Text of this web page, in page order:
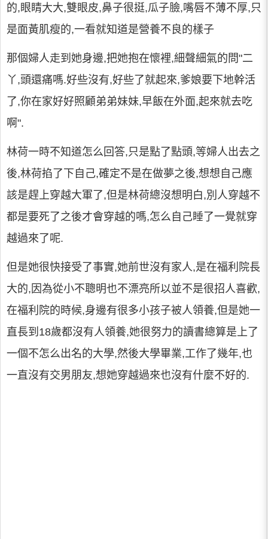
的,眼睛大大,雙眼皮,鼻子很挺,瓜子臉,嘴唇不薄不厚,只
是面黃肌瘦的,一看就知道是營養不良的樣子
那個婦人走到她身邊,把她抱在懷裡,細聲細氣的問"二
丫,頭還痛嗎.好些沒有,好些了就起來,爹娘要下地幹活
了,你在家好好照顧弟弟妹妹,早飯在外面,起來就去吃
啊".
林荷一時不知道怎么回答,只是點了點頭,等婦人出去之
後,林荷掐了下自己,確定不是在做夢之後,想想自己應
該是趕上穿越大軍了,但是林荷總沒想明白,別人穿越不
都是要死了之後才會穿越的嗎,怎么自己睡了一覺就穿
越過來了呢.
但是她很快接受了事實,她前世沒有家人,是在福利院長
大的,因為從小不聰明也不漂亮所以並不是很招人喜歡,
在福利院的時候,身邊有很多小孩子被人領養,但是她一
直長到18歲都沒有人領養,她很努力的讀書總算是上了
一個不怎么出名的大學,然後大學畢業,工作了幾年,也
一直沒有交男朋友,想她穿越過來也沒有什麼不好的.